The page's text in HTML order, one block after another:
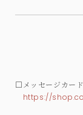
□メッセージカー
https://